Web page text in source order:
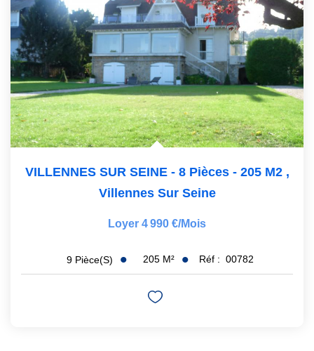
VILLENNES SUR SEINE - 8 Pièces - 205 M2 ,
Villennes Sur Seine
Loyer 4 990 €/mois
9 Pièce(s) 205 M² Réf : 00782